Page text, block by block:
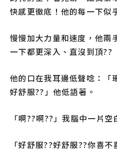
快感更徹底！他的每一下似
慢慢加大力量和速度，他兩
一下都更深入、直沒到頂??
他的口在我耳邊低聲唸：「
好舒服??」他低語著。
「啊??啊??」我腦中一片空
「好舒服??好舒服??你喜